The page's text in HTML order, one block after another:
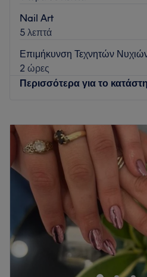
Nail Art
5 λεπτά
Επιμήκυνση Τεχνητών
2 ώρες
Περισσότερα για το
Τετάρτη
Πέμπτη
Παρασκευή
Σάββατο
Κυριακή
Go to